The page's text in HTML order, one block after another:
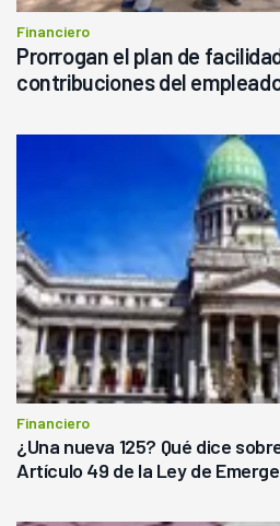
Financiero
Prorrogan el plan de
contribuciones del
Financiero
¿Una nueva 125? Qué dice
Artículo 49 de la Ley de